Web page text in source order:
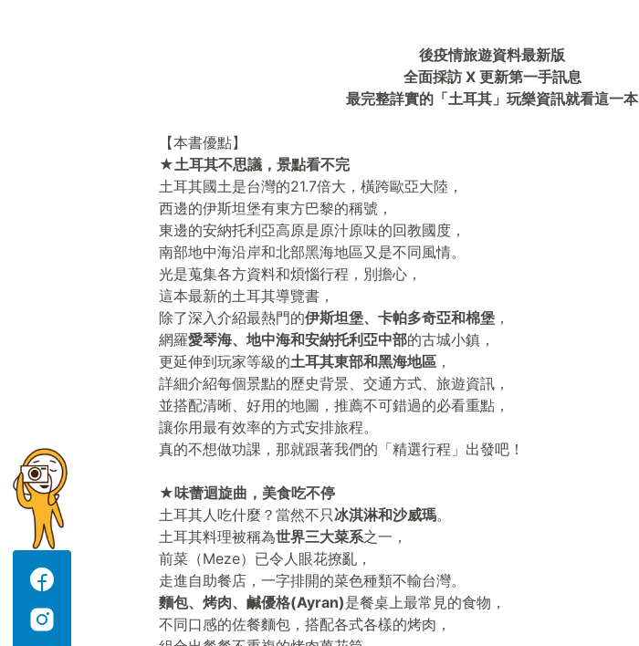
後疫情旅遊資料最新版
全面採訪 X 更新第一手訊息
最完整詳實的「土耳其」玩樂資訊就看這一本
【本書優點】
★土耳其不思議，景點看不完
土耳其國土是台灣的21.7倍大，橫跨歐亞大陸，
西邊的伊斯坦堡有東方巴黎的稱號，
東邊的安納托利亞高原是原汁原味的回教國度，
南部地中海沿岸和北部黑海地區又是不同風情。
光是蒐集各方資料和煩惱行程，別擔心，
這本最新的土耳其導覽書，
除了深入介紹最熱門的伊斯坦堡、卡帕多奇亞和棉堡 ，
網羅愛琴海、地中海和安納托利亞中部的古城小鎮，
更延伸到玩家等級的土耳其東部和黑海地區 ，
詳細介紹每個景點的歷史背景、交通方式、旅遊資訊，
並搭配清晰、好用的地圖，推薦不可錯過的必看重點，
讓你用最有效率的方式安排旅程。
真的不想做功課，那就跟著我們的「精選行程」出發吧！
★味蕾迴旋曲，美食吃不停
土耳其人吃什麼？當然不只冰淇淋和沙威瑪。
土耳其料理被稱為世界三大菜系之一，
前菜（Meze）已令人眼花撩亂，
走進自助餐店，一字排開的菜色種類不輸台灣。
麵包、烤肉、鹹優格(Ayran)是餐桌上最常見的食物，
不同口感的佐餐麵包，搭配各式各樣的烤肉，